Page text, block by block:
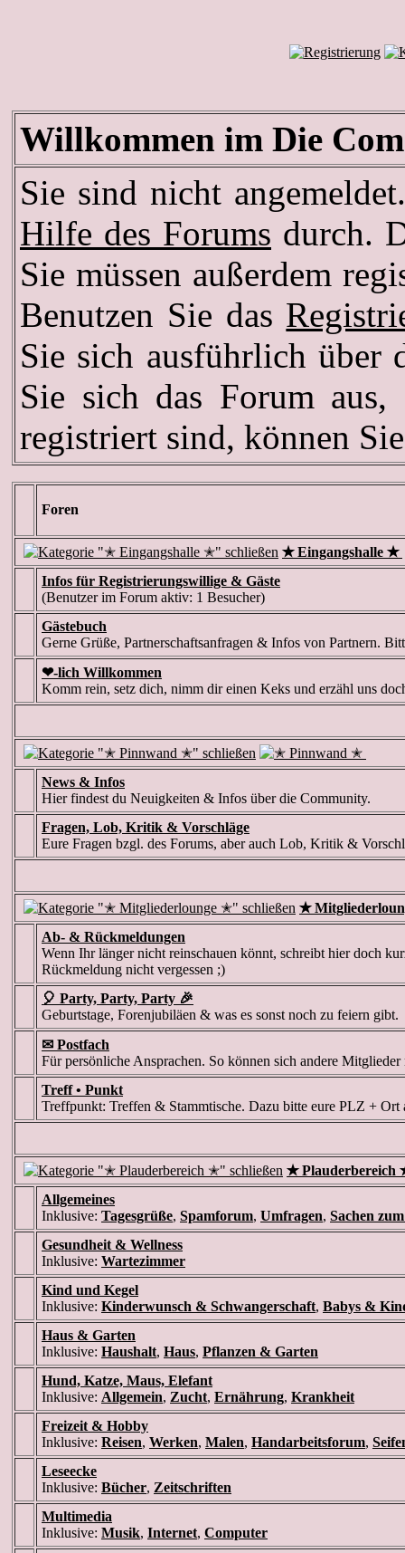
Willkommen im Die
Sie sind nicht
Hilfe des Forums durch.
Sie müssen außerdem
Benutzen Sie das
Sie sich ausführlich über
Sie sich das Forum
registriert sind, können
Foren
✭ Eingangshalle ✭
Infos für Registrierungswillige & Gäste
(Benutzer im Forum aktiv: 1 Besucher)
Gästebuch
Gerne Grüße, Partnerschaftsanfragen & Infos von Partnern.
❤-lich Willkommen
Komm rein, setz dich, nimm dir einen Keks und erzähl uns
News & Infos
Hier findest du Neuigkeiten & Infos über die Community.
Fragen, Lob, Kritik & Vorschläge
Eure Fragen bzgl. des Forums, aber auch Lob, Kritik &
✭
Ab- & Rückmeldungen
Wenn Ihr länger nicht reinschauen könnt, schreibt hier doch
Rückmeldung nicht vergessen ;)
🎈 Party, Party, Party 🎉
Geburtstage, Forenjubiläen & was es sonst noch zu feiern gibt.
✉ Postfach
Für persönliche Ansprachen. So können sich andere
Treff • Punkt
Treffpunkt: Treffen & Stammtische. Dazu bitte eure PLZ +
✭ Plauderbereich
Allgemeines
Inklusive: Tagesgrüße, Spamforum, Umfragen, Sachen
Gesundheit & Wellness
Inklusive: Wartezimmer
Kind und Kegel
Inklusive: Kinderwunsch & Schwangerschaft, Babys &
Haus & Garten
Inklusive: Haushalt, Haus, Pflanzen & Garten
Hund, Katze, Maus, Elefant
Inklusive: Allgemein, Zucht, Ernährung, Krankheit
Freizeit & Hobby
Inklusive: Reisen, Werken, Malen, Handarbeitsforum,
Leseecke
Inklusive: Bücher, Zeitschriften
Multimedia
Inklusive: Musik, Internet, Computer